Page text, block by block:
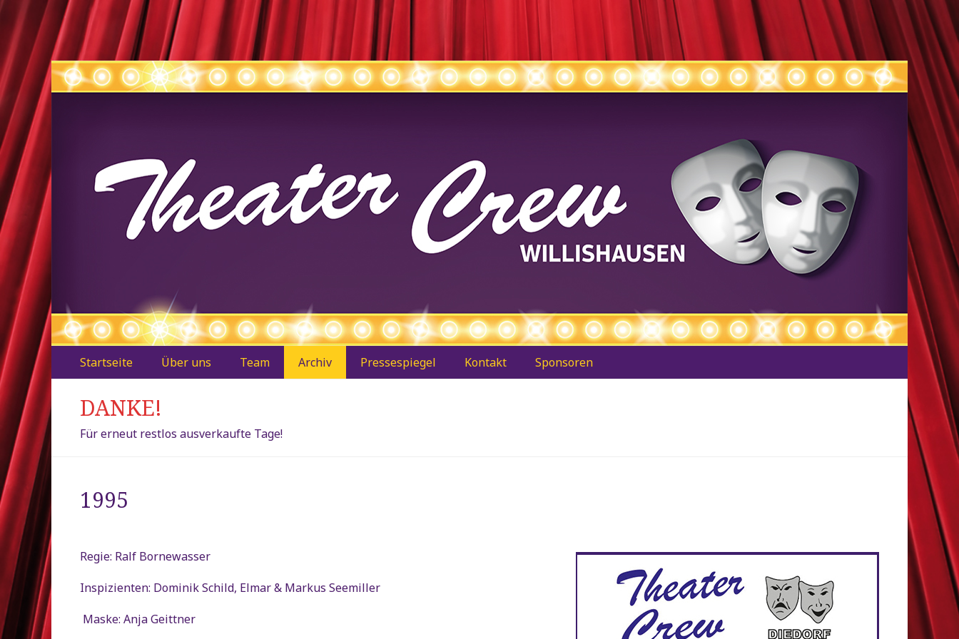
Theater-Crew Willishausen / Diedorf
Zweites
Menü
Inhalt:
Startseite Über uns Team Archiv Pressespiegel Kontakt Sponsoren
DANKE!
Für erneut restlos ausverkaufte Tage!
1995
Regie: Ralf Bornewasser
Inspizienten: Dominik Schild, Elmar & Markus Seemiller
Maske: Anja Geittner